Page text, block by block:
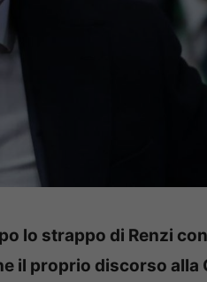
lo strappo di Renzi
il proprio discorso alla